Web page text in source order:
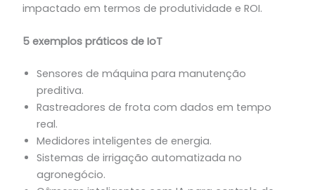
impactado em termos de produtividade e ROI.
5 exemplos práticos de IoT
Sensores de máquina para manutenção
preditiva.
Rastreadores de frota com dados em tempo
real.
Medidores inteligentes de energia.
Sistemas de irrigação automatizada no
agronegócio.